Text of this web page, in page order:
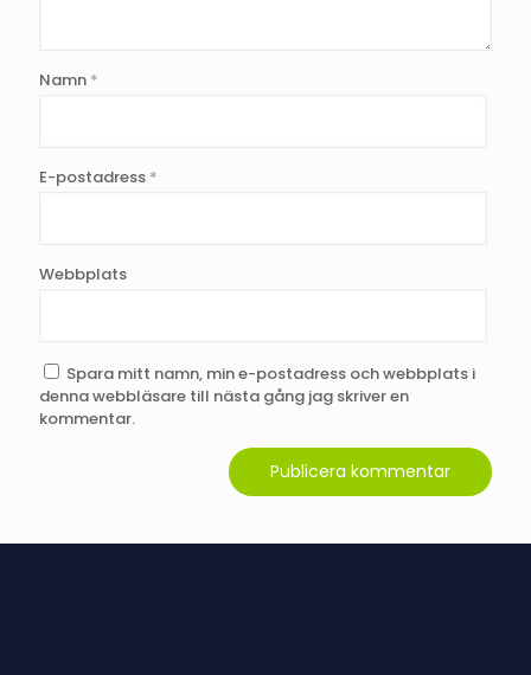
Namn *
E-postadress *
Webbplats
Spara mitt namn, min e-postadress och webbplats i
denna webbläsare till nästa gång jag skriver en
kommentar.